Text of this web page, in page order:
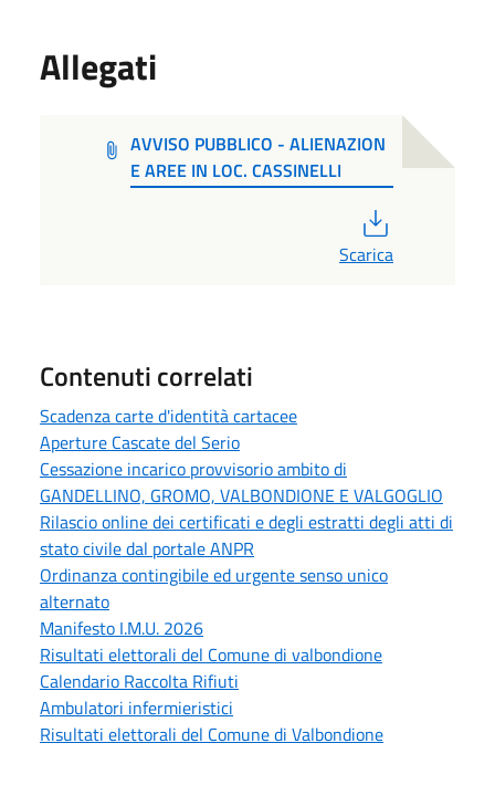
Allegati
AVVISO PUBBLICO - ALIENAZION
E AREE IN LOC. CASSINELLI
Scarica
Contenuti correlati
Scadenza carte d'identità cartacee
Aperture Cascate del Serio
Cessazione incarico provvisorio ambito di
GANDELLINO, GROMO, VALBONDIONE E VALGOGLIO
Rilascio online dei certificati e degli estratti degli atti di
stato civile dal portale ANPR
Ordinanza contingibile ed urgente senso unico
alternato
Manifesto I.M.U. 2026
Risultati elettorali del Comune di valbondione
Calendario Raccolta Rifiuti
Ambulatori infermieristici
Risultati elettorali del Comune di Valbondione